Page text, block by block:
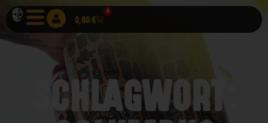
0,00€
0
SCHLAGWORT: